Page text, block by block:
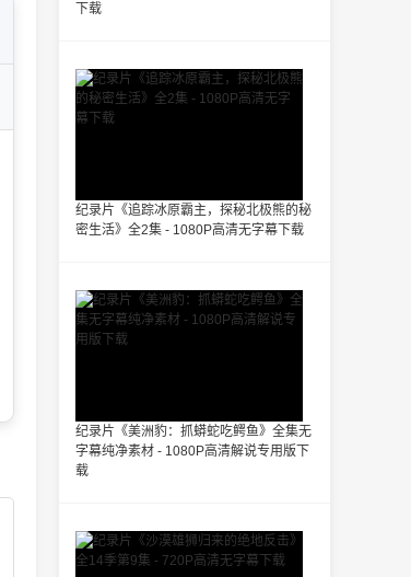
下载
纪录片《追踪冰原霸主，探秘北极熊的秘
密生活》全2集 - 1080P高清无字幕下载
纪录片《美洲豹：抓蟒蛇吃鳄鱼》全集无
字幕纯净素材 - 1080P高清解说专用版下
载